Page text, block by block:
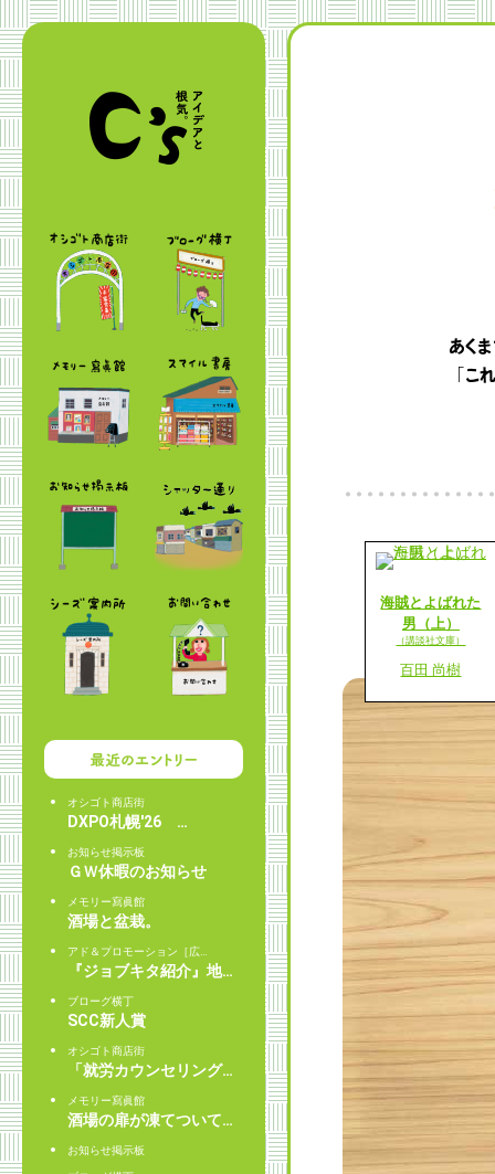
オシゴト商店街
DXPO札幌'26 …
お知らせ掲示板
ＧＷ休暇のお知らせ
メモリー寫眞館
酒場と盆栽。
アド＆プロモーション［広…
『ジョブキタ紹介』地…
ブローグ横丁
SCC新人賞
オシゴト商店街
「就労カウンセリング…
メモリー寫眞館
酒場の扉が凍てついて…
お知らせ掲示板
あく
「
海賊とよばれた
男（上）
（講談社文庫）
百田 尚樹